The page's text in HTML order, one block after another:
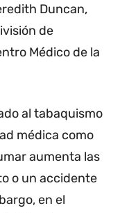
Duncan,
de
Médico de la
al tabaquismo
médica como
aumenta las
o un accidente
en el